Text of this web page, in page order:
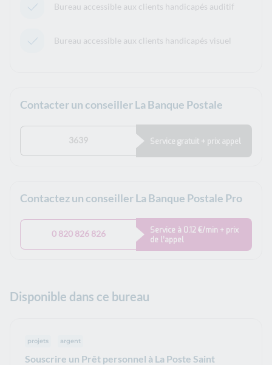
Bureau accessible aux clients handicapés auditif
Bureau accessible aux clients handicapés visuel
Contacter un conseiller La Banque Postale
3639 Service gratuit + prix appel
Contactez un conseiller La Banque Postale Pro
0 820 826 826
Service à 0.12 €/min + prix
de l’appel
Disponible dans ce bureau
Souscrire un Prêt personnel à La Poste Saint
projets argent